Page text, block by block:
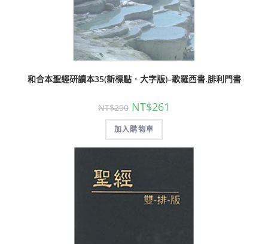
和合本聖經研讀本35(新標點．大字版)–歌羅西書.腓利門書
NT$290 NT$261
加入購物車